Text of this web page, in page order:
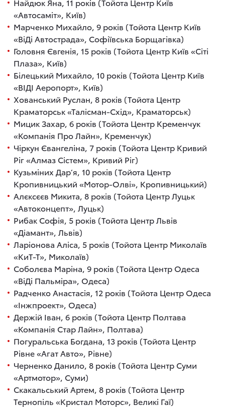
Найдюк Яна, 11 років (Тойота Центр Київ
«Автосаміт», Київ)
Марченко Михайло, 9 років (Тойота Центр Київ
«ВіДі Автострада», Софіївська Борщагівка)
Головня Євгенія, 15 років (Тойота Центр Київ «Сіті
Плаза», Київ)
Білецький Михайло, 10 років (Тойота Центр Київ
«ВІДІ Аеропорт», Київ)
Хованський Руслан, 8 років (Тойота Центр
Краматорськ «Талісман-Схід», Краматорськ)
Мицик Захар, 6 років (Тойота Центр Кременчук
«Компанія Про Лайн», Кременчук)
Чіркун Євангеліна, 7 років (Тойота Центр Кривий
Ріг «Алмаз Сістем», Кривий Ріг)
Кузьміних Дарʼя, 10 років (Тойота Центр
Кропивницький «Мотор-Олві», Кропивницький)
Алєксєєв Микита, 8 років (Тойота Центр Луцьк
«Автоконцепт», Луцьк)
Рибак Софія, 5 років (Тойота Центр Львів
«Діамант», Львів)
Ларіонова Аліса, 5 років (Тойота Центр Миколаїв
«КиТ-Т», Миколаїв)
Соболєва Маріна, 9 років (Тойота Центр Одеса
«ВіДі Пальміра», Одеса)
Радченко Анастасія, 12 років (Тойота Центр Одеса
«Інжпроект», Одеса)
Держій Іван, 6 років (Тойота Центр Полтава
«Компанія Стар Лайн», Полтава)
Погуральська Богдана, 13 років (Тойота Центр
Рівне «Агат Авто», Рівне)
Черненко Данило, 8 років (Тойота Центр Суми
«Артмотор», Суми)
Скакальський Артем, 8 років (Тойота Центр
Тернопіль «Кристал Моторс», Великі Гаї)